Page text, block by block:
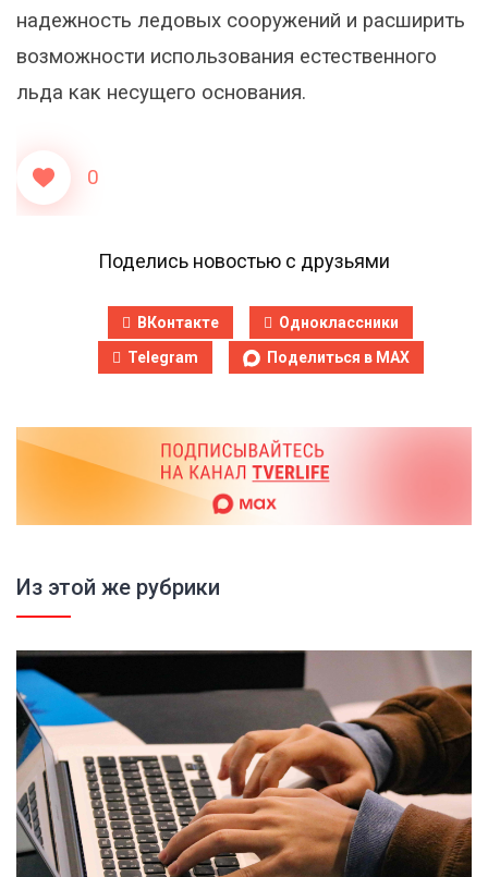
надежность ледовых сооружений и расширить
возможности использования естественного
льда как несущего основания.
0
Поделись новостью с друзьями
ВКонтакте
Одноклассники
Telegram
Поделиться в MAX
Из этой же рубрики